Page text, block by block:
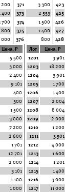
200
400
700
800
000
371
3 300
373
2 553
374
1 500
375
1 400
376
800
423
425
426
427
428
Цена, ₽
5 500
3 000
2 400
9 101
400
300
1 500
3 000
7 200
2 600
1 701
12 701
2 000
3 101
1 100
1 000
Лот
Цена, ₽
1201
3 901
1203
18 200
1204
3 901
1205
1 700
1206
1 400
1207
2 004
1208
8 004
1209
2 000
1210
1 200
1211
3 501
1212
4 000
1213
1 600
1214
1 201
1215
1 400
1216
3 000
1217
11 000